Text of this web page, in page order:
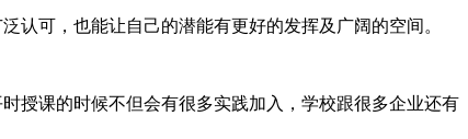
认可，也能让自己的潜能有更好的发挥及广阔的空间。
授课的时候不但会有很多实践加入，学校跟很多企业还有